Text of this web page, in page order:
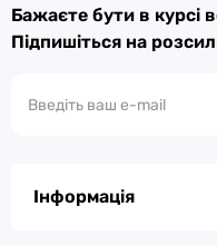
Бажаєте бути в курсі
Підпишіться на
Інформація